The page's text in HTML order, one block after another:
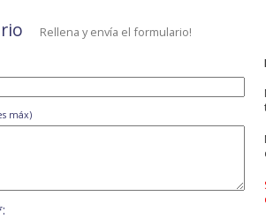
Rellena y envía el formulario!
máx)